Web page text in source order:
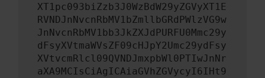
XT1pc093biZzb3J0WzBdW29yZGVyXT1E
RVNDJnNvcnRbMV1bZmllbGRdPWlzVG9w
JnNvcnRbMV1bb3JkZXJdPURFU0Mmc29y
dFsyXVtmaWVsZF09cHJpY2Umc29ydFsy
XVtvcmRlcl09QVNDJmxpbWl0PTIwJnNr
aXA9MCIsCiAgICAiaGVhZGVycyI6IHt9